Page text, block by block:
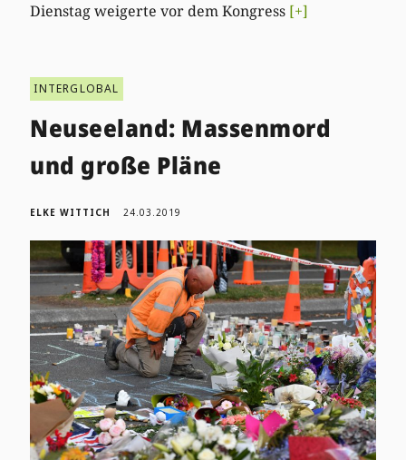
Dienstag weigerte vor dem Kongress [+]
INTERGLOBAL
Neuseeland: Massenmord
und große Pläne
ELKE WITTICH 24.03.2019